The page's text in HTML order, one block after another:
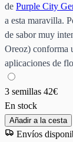
de Purple City
a esta maravilla.
de sabor muy
Oreoz) conforma
aplicaciones de
3 semillas 42€
En stock
Añadir a la cesta
Envíos